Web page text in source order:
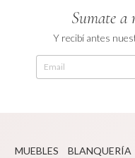
Sumate a
Y recibí antes
MUEBLES BLANQUERÍA